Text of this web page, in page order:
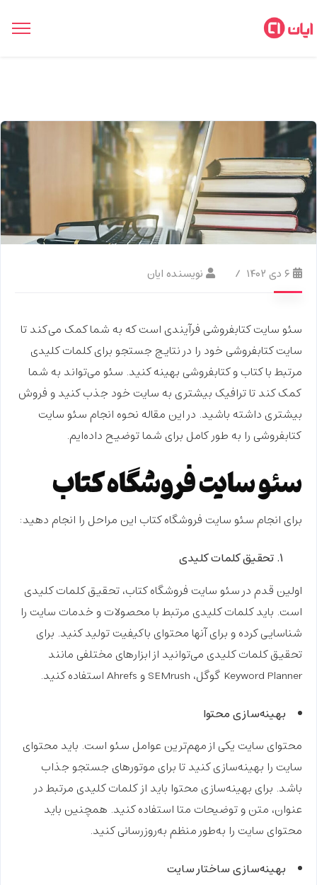
۶ دی ۱۴۰۲ نویسنده ایان
سئو سایت کتابفروشی فرآیندی است که به شما کمک می‌کند تا
سایت کتابفروشی خود را در نتایج جستجو برای کلمات کلیدی
مرتبط با کتاب و کتابفروشی بهینه کنید. سئو می‌تواند به شما
کمک کند تا ترافیک بیشتری به سایت خود جذب کنید و فروش
بیشتری داشته باشید. در این مقاله نحوه انجام سئو سایت
کتابفروشی را به طور کامل برای شما توضیح داده‌ایم.
سئو سایت فروشگاه کتاب
برای انجام سئو سایت فروشگاه کتاب این مراحل را انجام دهید:
تحقیق کلمات کلیدی
اولین قدم در سئو سایت فروشگاه کتاب، تحقیق کلمات کلیدی
است. باید کلمات کلیدی مرتبط با محصولات و خدمات سایت را
شناسایی کرده و برای آنها محتوای باکیفیت تولید کنید. برای
تحقیق کلمات کلیدی می‌توانید از ابزارهای مختلفی مانند
Keyword Planner گوگل، SEMrush و Ahrefs استفاده کنید.
بهینه‌سازی محتوا
محتوای سایت یکی از مهم‌ترین عوامل سئو است. باید محتوای
سایت را بهینه‌سازی کنید تا برای موتورهای جستجو جذاب
باشد. برای بهینه‌سازی محتوا باید از کلمات کلیدی مرتبط در
عنوان، متن و توضیحات متا استفاده کنید. همچنین باید
محتوای سایت را به‌طور منظم به‌روزرسانی کنید.
بهینه‌سازی ساختار سایت